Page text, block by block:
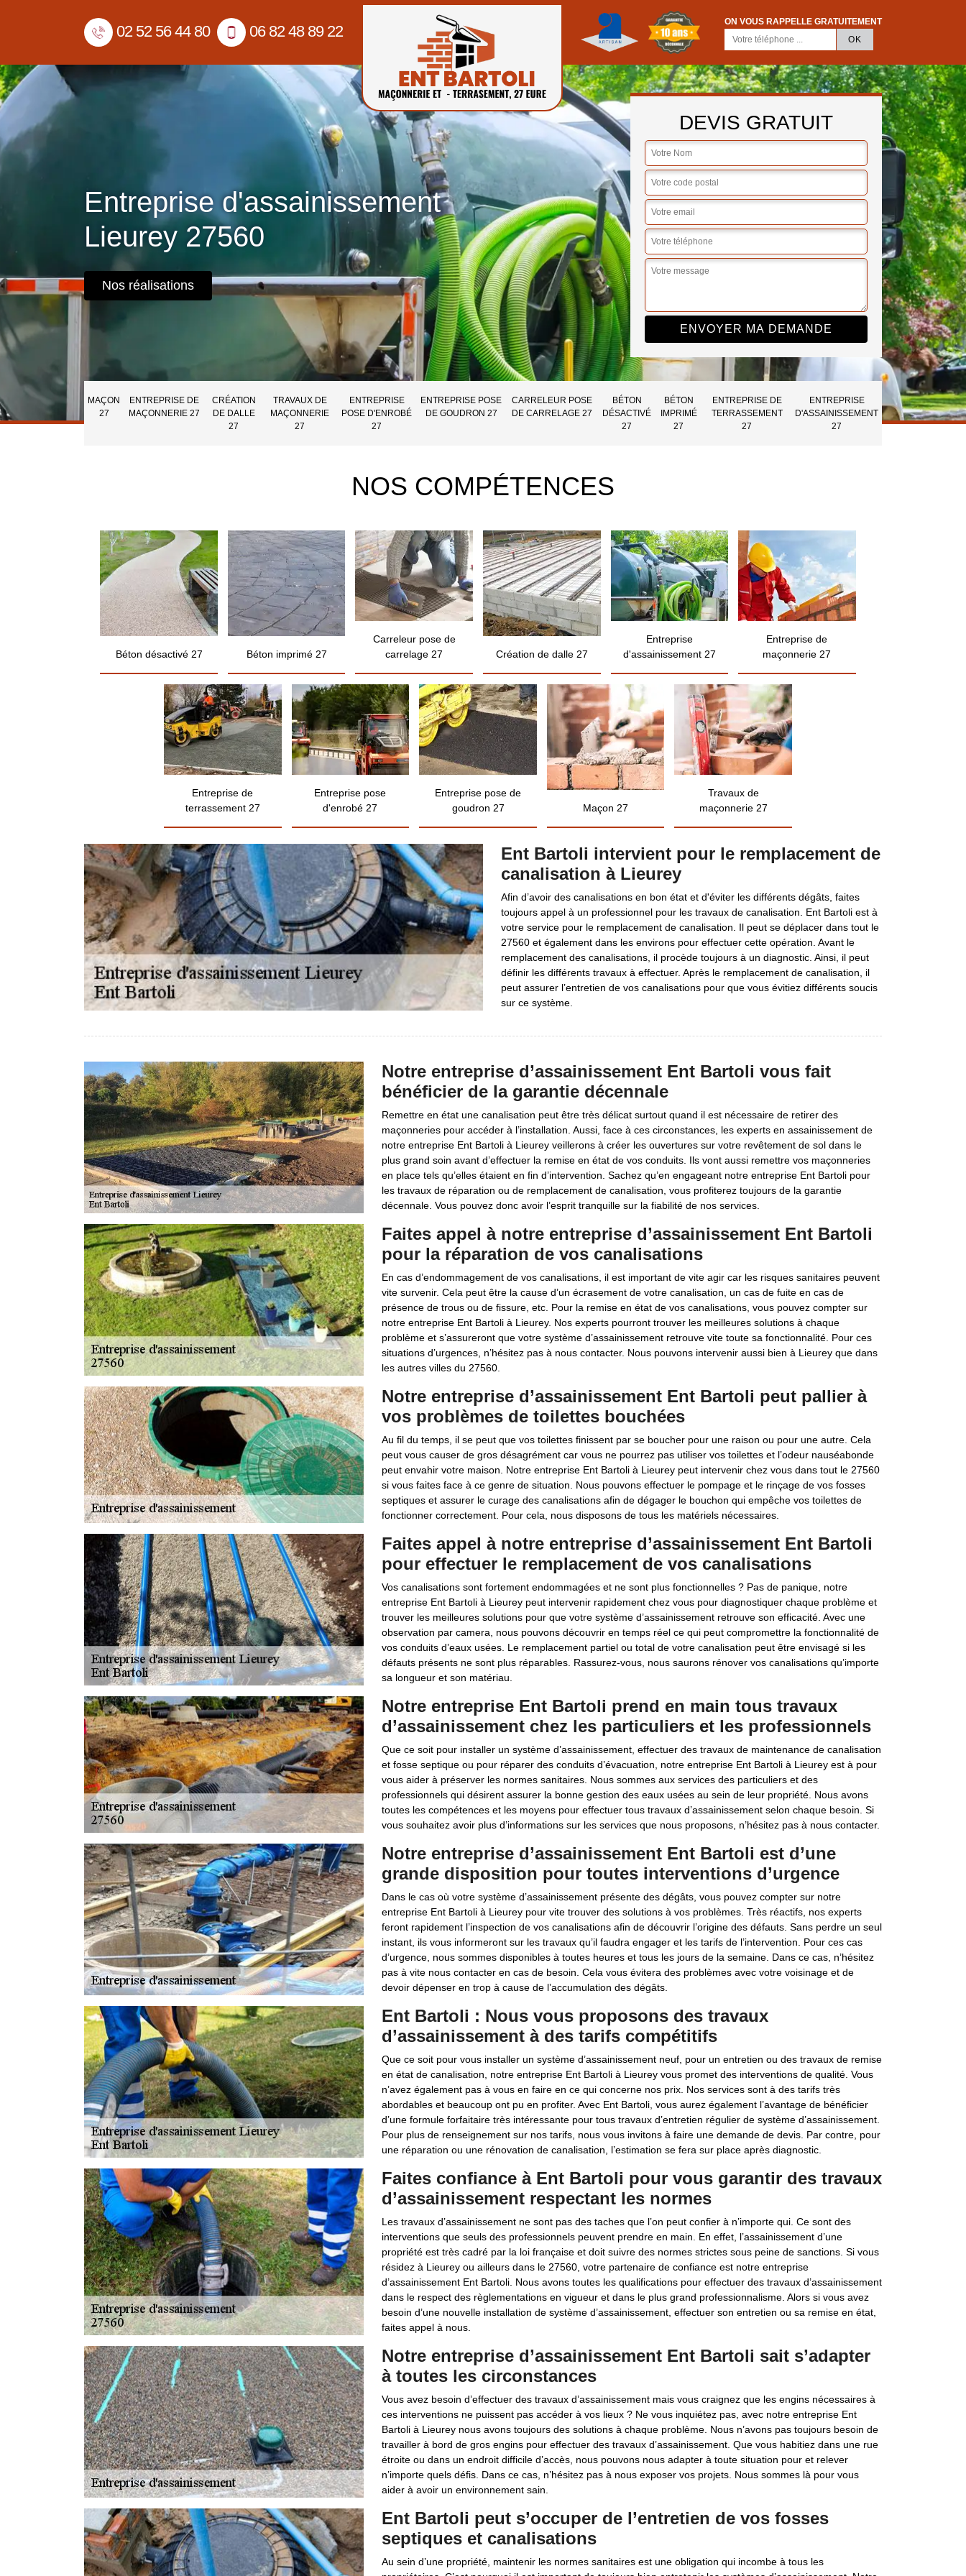
02 52 56 44 80 06 82 48 89 22
ON VOUS RAPPELLE GRATUITEMENT
Entreprise d'assainissement
Lieurey 27560
Nos réalisations
DEVIS GRATUIT
MAÇON
27
ENTREPRISE DE
MAÇONNERIE 27
CRÉATION
DE DALLE
27
TRAVAUX DE
MAÇONNERIE
27
ENTREPRISE
POSE D'ENROBÉ
27
ENTREPRISE POSE
DE GOUDRON 27
CARRELEUR POSE
DE CARRELAGE 27
BÉTON
DÉSACTIVÉ
27
BÉTON
IMPRIMÉ
27
ENTREPRISE DE
TERRASSEMENT
27
ENTREPRISE
D'ASSAINISSEMENT
27
NOS COMPÉTENCES
Béton désactivé 27 Béton imprimé 27
Carreleur pose de
carrelage 27
Création de dalle 27
Entreprise
d'assainissement 27
Entreprise de
maçonnerie 27
Entreprise de
terrassement 27
Entreprise pose
d'enrobé 27
Entreprise pose de
goudron 27
Maçon 27
Travaux de
maçonnerie 27
Ent Bartoli intervient pour le remplacement de
canalisation à Lieurey
Afin d’avoir des canalisations en bon état et d'éviter les différents dégâts, faites
toujours appel à un professionnel pour les travaux de canalisation. Ent Bartoli est à
votre service pour le remplacement de canalisation. Il peut se déplacer dans tout le
27560 et également dans les environs pour effectuer cette opération. Avant le
remplacement des canalisations, il procède toujours à un diagnostic. Ainsi, il peut
définir les différents travaux à effectuer. Après le remplacement de canalisation, il
peut assurer l’entretien de vos canalisations pour que vous évitiez différents soucis
sur ce système.
Notre entreprise d’assainissement Ent Bartoli vous fait
bénéficier de la garantie décennale
Remettre en état une canalisation peut être très délicat surtout quand il est nécessaire de retirer des
maçonneries pour accéder à l’installation. Aussi, face à ces circonstances, les experts en assainissement de
notre entreprise Ent Bartoli à Lieurey veillerons à créer les ouvertures sur votre revêtement de sol dans le
plus grand soin avant d’effectuer la remise en état de vos conduits. Ils vont aussi remettre vos maçonneries
en place tels qu’elles étaient en fin d’intervention. Sachez qu’en engageant notre entreprise Ent Bartoli pour
les travaux de réparation ou de remplacement de canalisation, vous profiterez toujours de la garantie
décennale. Vous pouvez donc avoir l’esprit tranquille sur la fiabilité de nos services.
Faites appel à notre entreprise d’assainissement Ent Bartoli
pour la réparation de vos canalisations
En cas d’endommagement de vos canalisations, il est important de vite agir car les risques sanitaires peuvent
vite survenir. Cela peut être la cause d’un écrasement de votre canalisation, un cas de fuite en cas de
présence de trous ou de fissure, etc. Pour la remise en état de vos canalisations, vous pouvez compter sur
notre entreprise Ent Bartoli à Lieurey. Nos experts pourront trouver les meilleures solutions à chaque
problème et s’assureront que votre système d’assainissement retrouve vite toute sa fonctionnalité. Pour ces
situations d’urgences, n’hésitez pas à nous contacter. Nous pouvons intervenir aussi bien à Lieurey que dans
les autres villes du 27560.
Notre entreprise d’assainissement Ent Bartoli peut pallier à
vos problèmes de toilettes bouchées
Au fil du temps, il se peut que vos toilettes finissent par se boucher pour une raison ou pour une autre. Cela
peut vous causer de gros désagrément car vous ne pourrez pas utiliser vos toilettes et l’odeur nauséabonde
peut envahir votre maison. Notre entreprise Ent Bartoli à Lieurey peut intervenir chez vous dans tout le 27560
si vous faites face à ce genre de situation. Nous pouvons effectuer le pompage et le rinçage de vos fosses
septiques et assurer le curage des canalisations afin de dégager le bouchon qui empêche vos toilettes de
fonctionner correctement. Pour cela, nous disposons de tous les matériels nécessaires.
Faites appel à notre entreprise d’assainissement Ent Bartoli
pour effectuer le remplacement de vos canalisations
Vos canalisations sont fortement endommagées et ne sont plus fonctionnelles ? Pas de panique, notre
entreprise Ent Bartoli à Lieurey peut intervenir rapidement chez vous pour diagnostiquer chaque problème et
trouver les meilleures solutions pour que votre système d’assainissement retrouve son efficacité. Avec une
observation par camera, nous pouvons découvrir en temps réel ce qui peut compromettre la fonctionnalité de
vos conduits d’eaux usées. Le remplacement partiel ou total de votre canalisation peut être envisagé si les
défauts présents ne sont plus réparables. Rassurez-vous, nous saurons rénover vos canalisations qu’importe
sa longueur et son matériau.
Notre entreprise Ent Bartoli prend en main tous travaux
d’assainissement chez les particuliers et les professionnels
Que ce soit pour installer un système d’assainissement, effectuer des travaux de maintenance de canalisation
et fosse septique ou pour réparer des conduits d’évacuation, notre entreprise Ent Bartoli à Lieurey est à pour
vous aider à préserver les normes sanitaires. Nous sommes aux services des particuliers et des
professionnels qui désirent assurer la bonne gestion des eaux usées au sein de leur propriété. Nous avons
toutes les compétences et les moyens pour effectuer tous travaux d’assainissement selon chaque besoin. Si
vous souhaitez avoir plus d’informations sur les services que nous proposons, n’hésitez pas à nous contacter.
Notre entreprise d’assainissement Ent Bartoli est d’une
grande disposition pour toutes interventions d’urgence
Dans le cas où votre système d’assainissement présente des dégâts, vous pouvez compter sur notre
entreprise Ent Bartoli à Lieurey pour vite trouver des solutions à vos problèmes. Très réactifs, nos experts
feront rapidement l’inspection de vos canalisations afin de découvrir l’origine des défauts. Sans perdre un seul
instant, ils vous informeront sur les travaux qu’il faudra engager et les tarifs de l’intervention. Pour ces cas
d’urgence, nous sommes disponibles à toutes heures et tous les jours de la semaine. Dans ce cas, n’hésitez
pas à vite nous contacter en cas de besoin. Cela vous évitera des problèmes avec votre voisinage et de
devoir dépenser en trop à cause de l’accumulation des dégâts.
Ent Bartoli : Nous vous proposons des travaux
d’assainissement à des tarifs compétitifs
Que ce soit pour vous installer un système d’assainissement neuf, pour un entretien ou des travaux de remise
en état de canalisation, notre entreprise Ent Bartoli à Lieurey vous promet des interventions de qualité. Vous
n’avez également pas à vous en faire en ce qui concerne nos prix. Nos services sont à des tarifs très
abordables et beaucoup ont pu en profiter. Avec Ent Bartoli, vous aurez également l’avantage de bénéficier
d’une formule forfaitaire très intéressante pour tous travaux d’entretien régulier de système d’assainissement.
Pour plus de renseignement sur nos tarifs, nous vous invitons à faire une demande de devis. Par contre, pour
une réparation ou une rénovation de canalisation, l’estimation se fera sur place après diagnostic.
Faites confiance à Ent Bartoli pour vous garantir des travaux
d’assainissement respectant les normes
Les travaux d’assainissement ne sont pas des taches que l’on peut confier à n’importe qui. Ce sont des
interventions que seuls des professionnels peuvent prendre en main. En effet, l’assainissement d’une
propriété est très cadré par la loi française et doit suivre des normes strictes sous peine de sanctions. Si vous
résidez à Lieurey ou ailleurs dans le 27560, votre partenaire de confiance est notre entreprise
d’assainissement Ent Bartoli. Nous avons toutes les qualifications pour effectuer des travaux d’assainissement
dans le respect des règlementations en vigueur et dans le plus grand professionnalisme. Alors si vous avez
besoin d’une nouvelle installation de système d’assainissement, effectuer son entretien ou sa remise en état,
faites appel à nous.
Notre entreprise d’assainissement Ent Bartoli sait s’adapter
à toutes les circonstances
Vous avez besoin d’effectuer des travaux d’assainissement mais vous craignez que les engins nécessaires à
ces interventions ne puissent pas accéder à vos lieux ? Ne vous inquiétez pas, avec notre entreprise Ent
Bartoli à Lieurey nous avons toujours des solutions à chaque problème. Nous n’avons pas toujours besoin de
travailler à bord de gros engins pour effectuer des travaux d’assainissement. Que vous habitiez dans une rue
étroite ou dans un endroit difficile d’accès, nous pouvons nous adapter à toute situation pour et relever
n’importe quels défis. Dans ce cas, n’hésitez pas à nous exposer vos projets. Nous sommes là pour vous
aider à avoir un environnement sain.
Ent Bartoli peut s’occuper de l’entretien de vos fosses
septiques et canalisations
Au sein d’une propriété, maintenir les normes sanitaires est une obligation qui incombe à tous les